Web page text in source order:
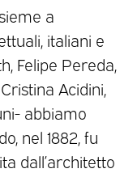
a
italiani e
Felipe Pereda,
Acidini,
abbiamo
nel 1882, fu
dall’architetto